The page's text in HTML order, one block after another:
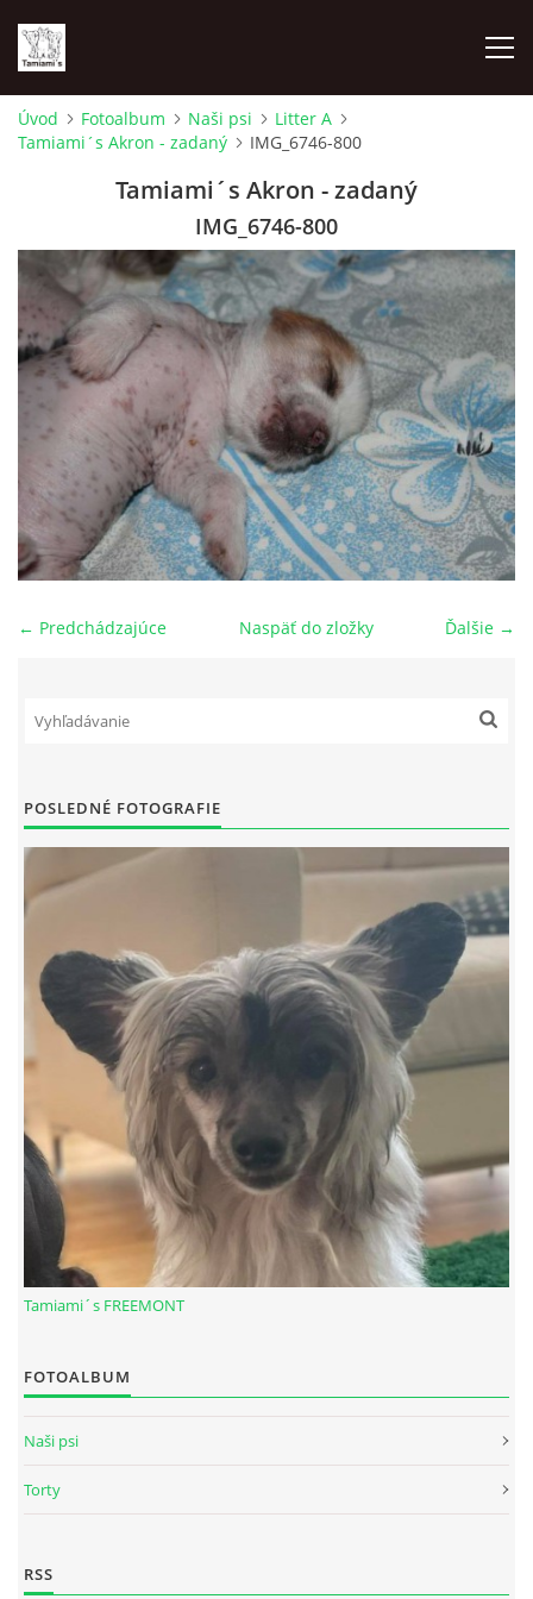
ÚVOD
VRHY
NAŠI ŠAMPIÓNI
VÝSTAVY
FOTOALBUM
NAŠI PSI
Z TEÓRIE
KONTAKT
© 2026 eStránky.sk|RSS
Úvod Fotoalbum Naši psi
Litter A
Tamiami´s Akron - zadaný
IMG_6746-800
Tamiami´s Akron - zadaný
IMG_6746-800
← Predchádzajúce Ďalšie →
Naspäť do zložky
POSLEDNÉ FOTOGRAFIE
Tamiami´s FREEMONT
FOTOALBUM
Naši psi
Torty
RSS